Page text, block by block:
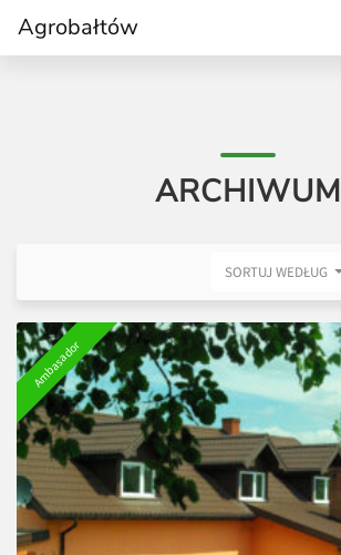
Agrobałtów
ARCHIWUM
SORTUJ WEDŁUG
Ambasador